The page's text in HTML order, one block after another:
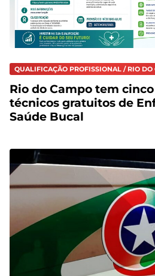
QUALIFICAÇÃO PROFISSIONAL / RIO DO
Rio do Campo tem
técnicos gratuitos de
Saúde Bucal